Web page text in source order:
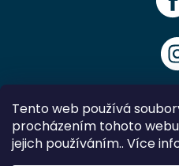
Tento web používá
procházením tohoto
jejich používáním.. Více